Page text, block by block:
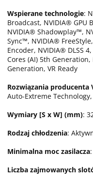
Wspierane technologie:
Broadcast, NVIDIA® GPU
NVIDIA® Shadowplay™,
Sync™, NVIDIA®
Encoder, NVIDIA® DLSS
Cores (AI) 5th
Generation, VR Ready
Rozwiązania producenta
Auto-Extreme
Wymiary [S x W] (mm):
Rodzaj chłodzenia:
Minimalna moc zasilacza
Liczba zajmowanych